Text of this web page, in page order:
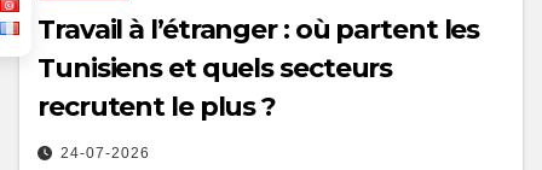
Travail à l’étranger : où partent les
Tunisiens et quels secteurs
recrutent le plus ?
24-07-2026